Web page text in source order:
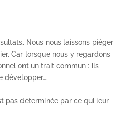
Nous nous laissons piéger
Car lorsque nous y regardons
ont un trait commun : ils
développer…
pas déterminée par ce qui leur